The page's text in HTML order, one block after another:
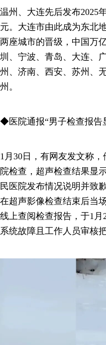
温州、大连先后发布2025
元。大连市由此成为东北
两座城市的晋级，中国万
圳、宁波、青岛、大连、
州、济南、西安、苏州、
州。
◆医院通报“男子检查报告
1月30日，有网友发文称
院检查，超声检查结果显
民医院发布情况说明并致
在超声影像检查结束后当
线上查阅检查报告，于1
系统故障且工作人员审核